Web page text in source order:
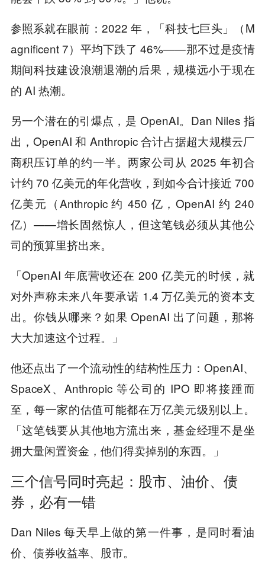
参照系就在眼前：2022 年，「科技七巨头」（M
agnificent 7）平均下跌了 46%——那不过是疫情
期间科技建设浪潮退潮的后果，规模远小于现在
的 AI 热潮。
另一个潜在的引爆点，是 OpenAI。Dan Niles 指
出，OpenAI 和 Anthropic 合计占据超大规模云厂
商积压订单的约一半。两家公司从 2025 年初合
计约 70 亿美元的年化营收，到如今合计接近 700
亿美元（Anthropic 约 450 亿，OpenAI 约 240
亿）——增长固然惊人，但这笔钱必须从其他公
司的预算里挤出来。
「OpenAI 年底营收还在 200 亿美元的时候，就
对外声称未来八年要承诺 1.4 万亿美元的资本支
出。你钱从哪来？如果 OpenAI 出了问题，那将
大大加速这个过程。」
他还点出了一个流动性的结构性压力：OpenAI、
SpaceX、Anthropic 等公司的 IPO 即将接踵而
至，每一家的估值可能都在万亿美元级别以上。
「这笔钱要从其他地方流出来，基金经理不是坐
拥大量闲置资金，他们得卖掉别的东西。」
三个信号同时亮起：股市、油价、债
券，必有一错
Dan Niles 每天早上做的第一件事，是同时看油
价、债券收益率、股市。